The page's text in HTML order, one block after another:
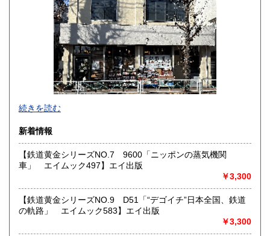
1,800円 愛媛県
1,800円 福岡県
1,800円 長崎県
1,800円 大分県
宮崎県
沖縄県
東京都では「銀装堂」として営業しております。
基本的には同じ書店となります。
★★ご質問、ご要望はご注文前にお問合せ下さい。★★
★★電話・FAXでの在庫、状態確認及びご注文には対応しま
せん。
すべての方にメールでのお問い合わせを御案内してい
★★メールでのお問い合わせは、用件のみの場合スパムメー
ルと判断して返信いたしません。お名前もお願いいたしま
続きを読む
新着情報
【鉄道黄金シリーズNO.7 9600「ニッポンの蒸気機関
車」 エイムック497】エイ出版
￥3,300
【鉄道黄金シリーズNO.9 D51「“デゴイチ”日本全国、鉄道
の軌路」 エイムック583】エイ出版
￥3,300